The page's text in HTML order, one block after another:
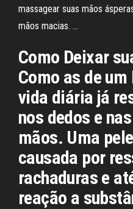
massagear suas mãos
mãos macias. …
Como Deixar
Como as de
vida diária já
nos dedos e
mãos. Uma
causada por
rachaduras e
reação a